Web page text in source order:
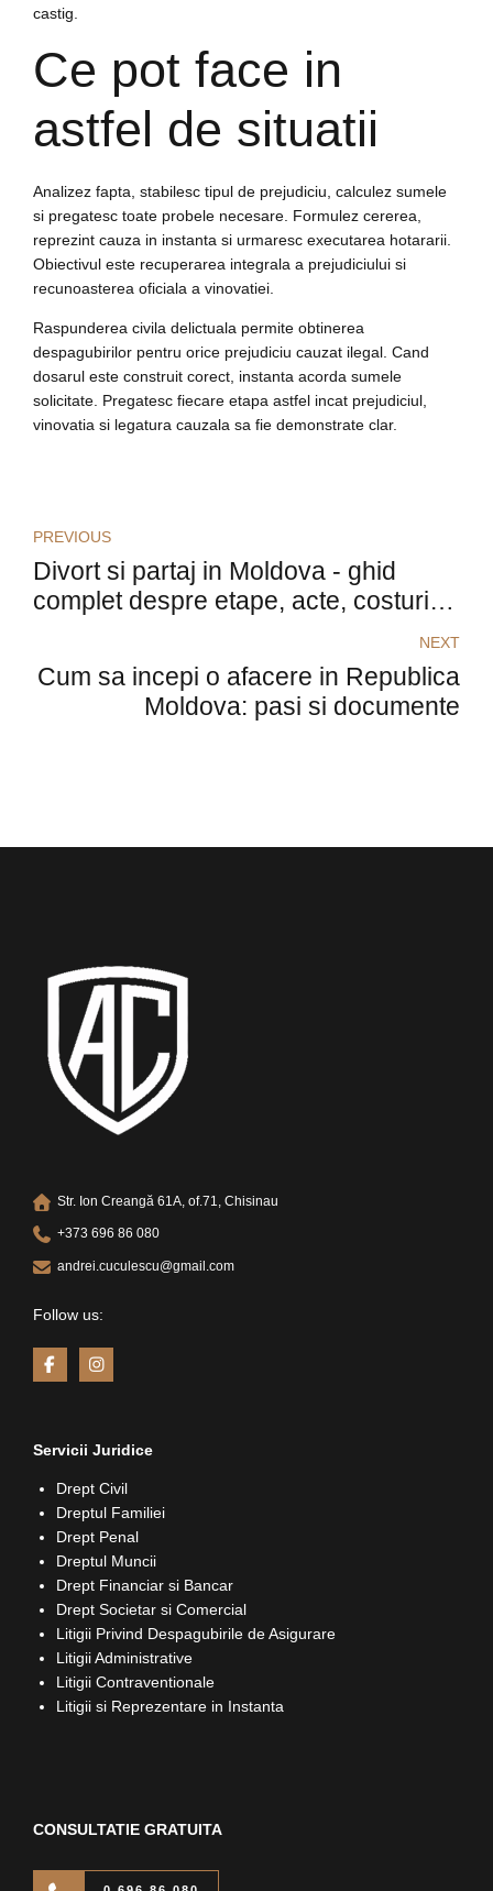
castig.
Ce pot face in
astfel de situatii
Analizez fapta, stabilesc tipul de prejudiciu, calculez sumele
si pregatesc toate probele necesare. Formulez cererea,
reprezint cauza in instanta si urmaresc executarea hotararii.
Obiectivul este recuperarea integrala a prejudiciului si
recunoasterea oficiala a vinovatiei.
Raspunderea civila delictuala permite obtinerea
despagubirilor pentru orice prejudiciu cauzat ilegal. Cand
dosarul este construit corect, instanta acorda sumele
solicitate. Pregatesc fiecare etapa astfel incat prejudiciul,
vinovatia si legatura cauzala sa fie demonstrate clar.
PREVIOUS
Divort si partaj in Moldova - ghid
complet despre etape, acte, costuri si
NEXT
Cum sa incepi o afacere in Republica
Moldova: pasi si documente
Str. Ion Creangă 61A, of.71, Chisinau
+373 696 86 080
andrei.cuculescu@gmail.com
Follow us:
Servicii Juridice
Drept Civil
Dreptul Familiei
Drept Penal
Dreptul Muncii
Drept Financiar si Bancar
Drept Societar si Comercial
Litigii Privind Despagubirile de Asigurare
Litigii Administrative
Litigii Contraventionale
Litigii si Reprezentare in Instanta
CONSULTATIE GRATUITA